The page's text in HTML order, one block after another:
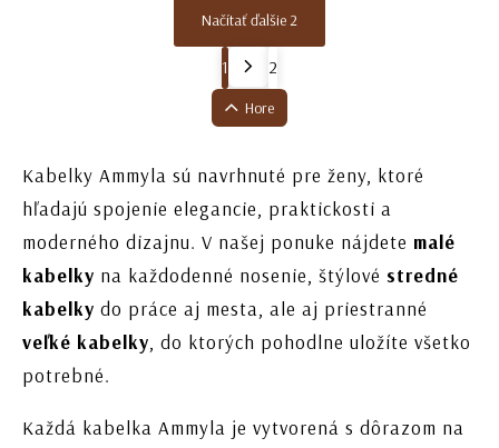
Načítať ďalšie 2
1 2
Hore
Kabelky Ammyla sú navrhnuté pre ženy, ktoré
hľadajú spojenie elegancie, praktickosti a
moderného dizajnu. V našej ponuke nájdete malé
kabelky na každodenné nosenie, štýlové stredné
kabelky do práce aj mesta, ale aj priestranné
veľké kabelky, do ktorých pohodlne uložíte všetko
potrebné.
Každá kabelka Ammyla je vytvorená s dôrazom na